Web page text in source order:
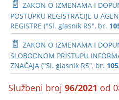
📄 ZAKON O IZMENAMA I
POSTUPKU REGISTRACIJE U
REGISTRE ("Sl. glasnik RS", br.
📄 ZAKON O IZMENAMA I
SLOBODNOM PRISTUPU
ZNAČAJA ("Sl. glasnik RS", br.
Službeni broj96/2021 od